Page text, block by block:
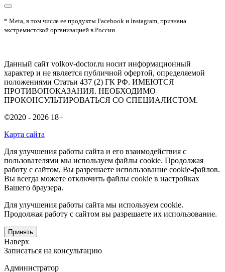
* Meta, в том числе ее продукты Facebook и Instagram, признана
экстремистской организацией в России.
Данный сайт volkov-doctor.ru носит информационный
характер и не является публичной офертой, определяемой
положениями Статьи 437 (2) ГК РФ. ИМЕЮТСЯ
ПРОТИВОПОКАЗАНИЯ. НЕОБХОДИМО
ПРОКОНСУЛЬТИРОВАТЬСЯ СО СПЕЦИАЛИСТОМ.
©2020 - 2026 18+
Карта сайта
Для улучшения работы сайта и его взаимодействия с
пользователями мы используем файлы cookie. Продолжая
работу с сайтом, Вы разрешаете использование cookie-файлов.
Вы всегда можете отключить файлы cookie в настройках
Вашего браузера.
Для улучшения работы сайта мы используем cookie.
Продолжая работу с сайтом вы разрешаете их использование.
Принять
Наверх
Записаться на консультацию
Администратор